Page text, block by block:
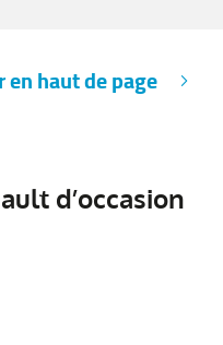
en haut de page
d’occasion